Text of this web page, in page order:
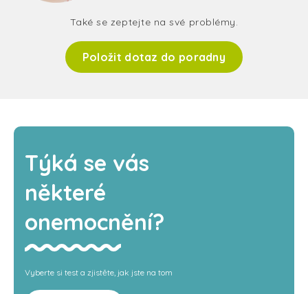
Také se zeptejte na své problémy.
Položit dotaz do poradny
Týká se vás
některé
onemocnění?
Vyberte si test a zjistěte, jak jste na tom